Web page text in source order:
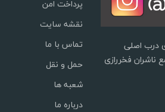
درب اصلی
فخررازی
پرداخت امن
نقشه سایت
تماس با ما
حمل و نقل
شعبه ها
درباره ما